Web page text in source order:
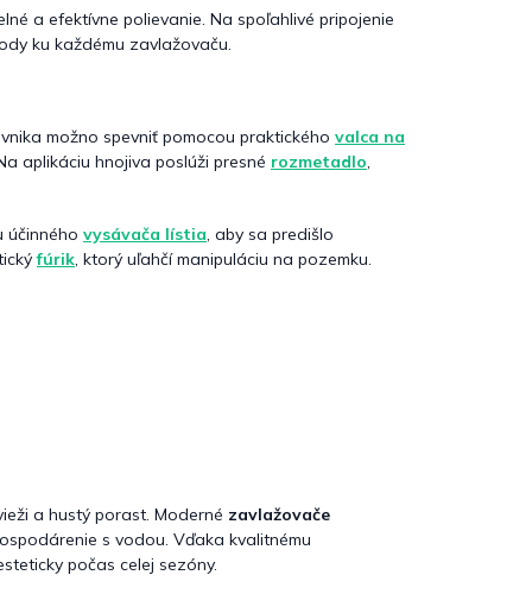
a efektívne polievanie. Na spoľahlivé pripojenie
ku každému zavlažovaču.
možno spevniť pomocou praktického valca na
aplikáciu hnojiva poslúži presné rozmetadlo,
účinného vysávača lístia, aby sa predišlo
fúrik, ktorý uľahčí manipuláciu na pozemku.
a hustý porast. Moderné zavlažovače
s vodou. Vďaka kvalitnému
počas celej sezóny.